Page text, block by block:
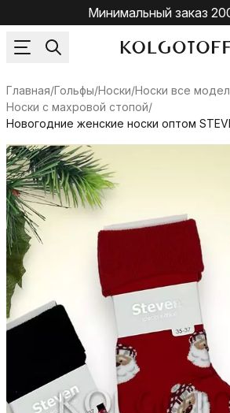
Минимальный заказ
Главная/Гольфы/Носки/Носки все
Носки с махровой стопой/
Новогодние женские носки оптом